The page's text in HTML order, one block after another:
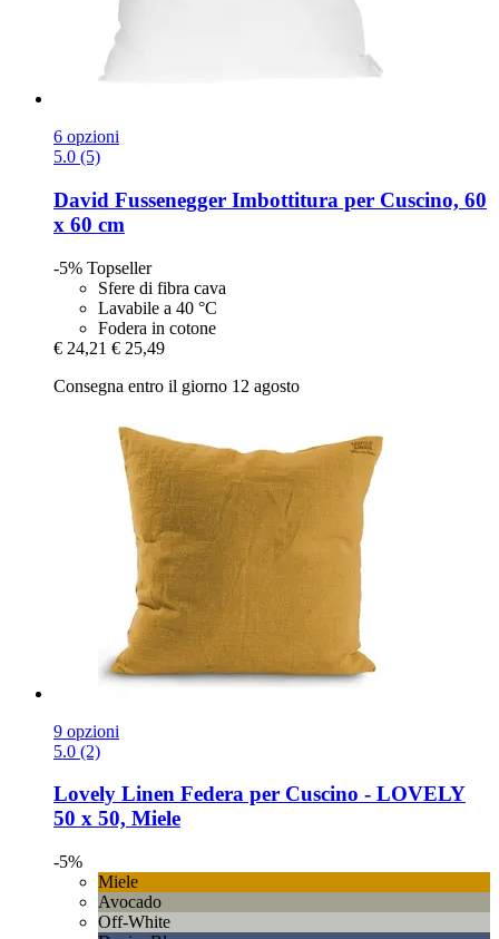
6 opzioni
5.0 (5)
David Fussenegger Imbottitura per Cuscino, 60
x 60 cm
-5% Topseller
Sfere di fibra cava
Lavabile a 40 °C
Fodera in cotone
€ 24,21 € 25,49
Consegna entro il giorno 12 agosto
9 opzioni
5.0 (2)
Lovely Linen Federa per Cuscino -​ LOVELY
50 x 50, Miele
-5%
Miele
Avocado
Off-White